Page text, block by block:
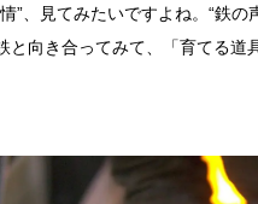
”、見てみたいですよね。“鉄
と向き合ってみて、「育てる道